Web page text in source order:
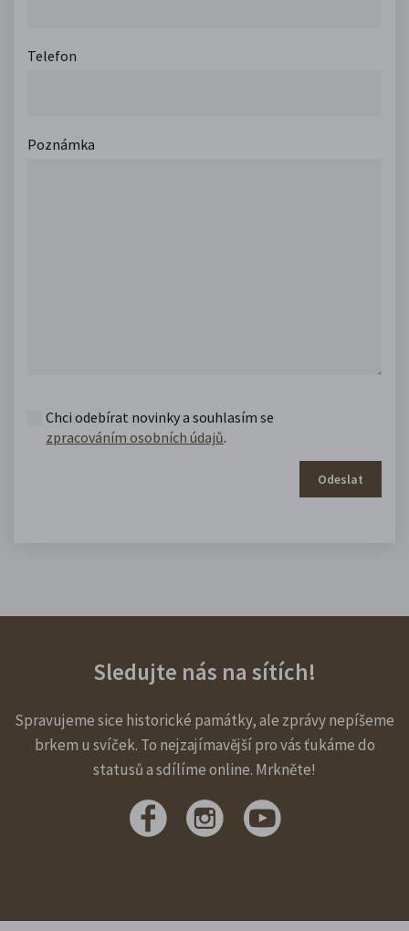
Telefon
Poznámka
Chci odebírat novinky a souhlasím se
zpracováním osobních údajů.
Odeslat
Sledujte nás na sítích!
Spravujeme sice historické památky, ale zprávy nepíšeme
brkem u svíček. To nejzajímavější pro vás ťukáme do
statusů a sdílíme online. Mrkněte!